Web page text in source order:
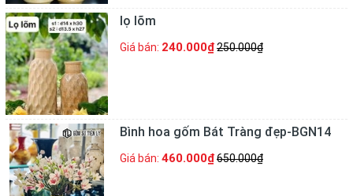
lọ lõm
Giá bán: 240.000₫250.000₫
Bình hoa gốm Bát Tràng đẹp-BGN14
Giá bán: 460.000₫650.000₫